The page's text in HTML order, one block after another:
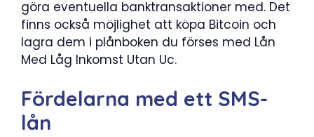
göra eventuella banktransaktioner med. Det
finns också möjlighet att köpa Bitcoin och
lagra dem i plånboken du förses med Lån
Med Låg Inkomst Utan Uc.
Fördelarna med ett SMS-
lån